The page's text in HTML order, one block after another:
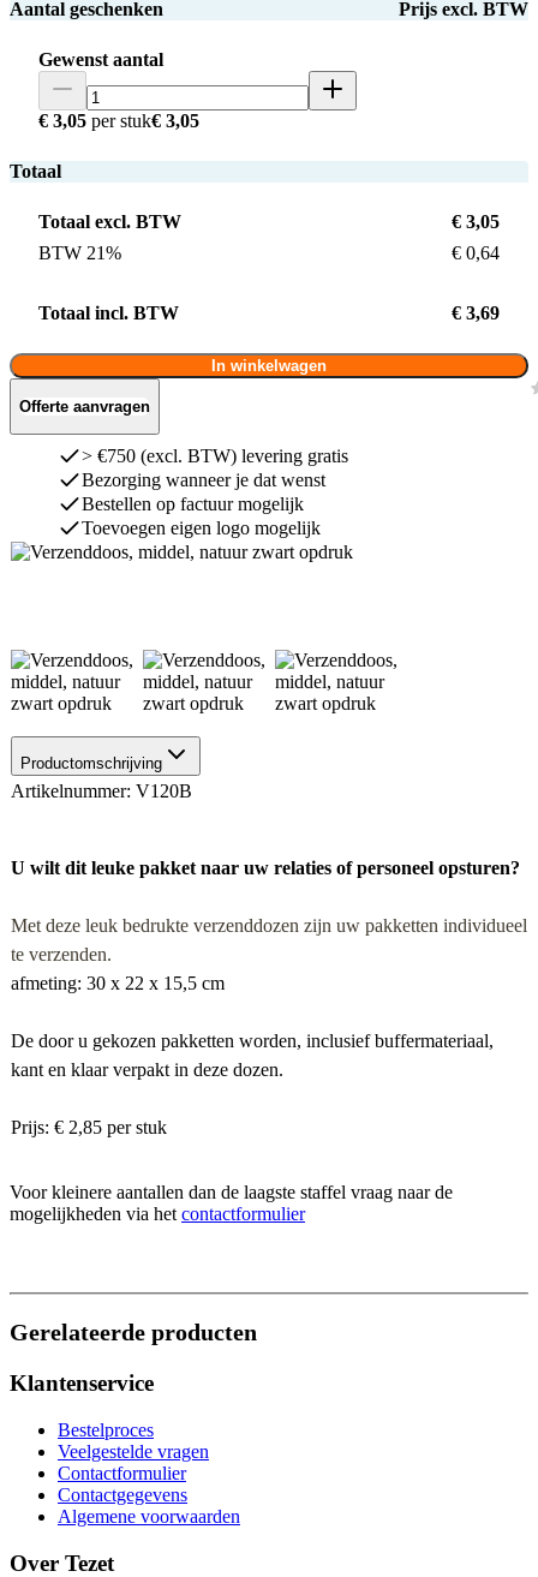
Aantal geschenken Prijs excl. BTW
Gewenst aantal
€ 3,05 per stuk€ 3,05
Totaal
Totaal excl. BTW
€ 3,05
BTW 21%
€ 0,64
Totaal incl. BTW € 3,69
In winkelwagen
Offerte aanvragen
> €750 (excl. BTW) levering gratis
Bezorging wanneer je dat wenst
Bestellen op factuur mogelijk
Toevoegen eigen logo mogelijk
Productomschrijving
Artikelnummer: V120B
U wilt dit leuke pakket naar uw relaties of personeel opsturen?
Met deze leuk bedrukte verzenddozen zijn uw pakketten individueel
te verzenden.
afmeting: 30 x 22 x 15,5 cm
De door u gekozen pakketten worden, inclusief buffermateriaal,
kant en klaar verpakt in deze dozen.
Prijs: € 2,85 per stuk
Voor kleinere aantallen dan de laagste staffel vraag naar de
mogelijkheden via hetcontactformulier
Gerelateerde producten
Klantenservice
Bestelproces
Veelgestelde vragen
Contactformulier
Contactgegevens
Algemene voorwaarden
Over Tezet